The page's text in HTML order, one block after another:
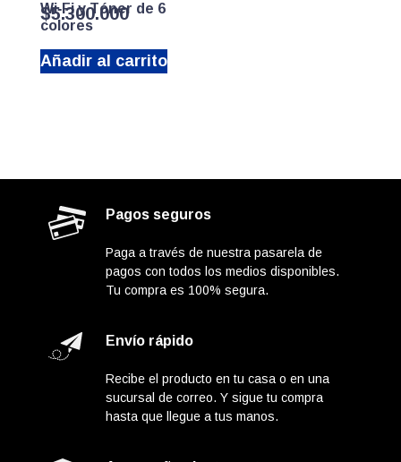
Wi‑Fi y Tóner de 6
colores
$5.300.000
Añadir al carrito
Pagos seguros
Paga a través de nuestra pasarela de
pagos con todos los medios disponibles.
Tu compra es 100% segura.
Envío rápido
Recibe el producto en tu casa o en una
sucursal de correo. Y sigue tu compra
hasta que llegue a tus manos.